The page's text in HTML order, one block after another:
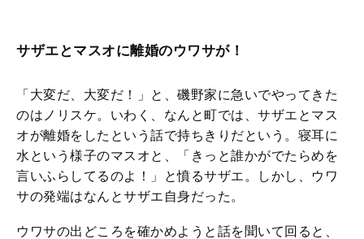
サザエとマスオに離婚のウワサが！
「大変だ、大変だ！」と、磯野家に急いでやってきた
のはノリスケ。いわく、なんと町では、サザエとマス
オが離婚をしたという話で持ちきりだという。寝耳に
水という様子のマスオと、「きっと誰かがでたらめを
言いふらしてるのよ！」と憤るサザエ。しかし、ウワ
サの発端はなんとサザエ自身だった。
ウワサの出どころを確かめようと話を聞いて回ると、